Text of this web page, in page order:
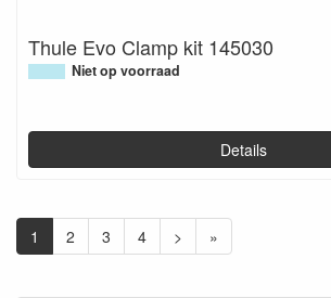
Thule Evo Clamp kit 145030
Niet op voorraad
Details
1 2 3 4 > »